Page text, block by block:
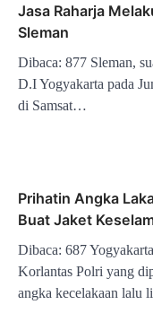
Jasa Raharja
Sleman
Dibaca: 877 Sleman,
D.I Yogyakarta pada
di Samsat…
Prihatin Angka
Buat Jaket
Dibaca: 687
Korlantas Polri yang
angka kecelakaan lalu